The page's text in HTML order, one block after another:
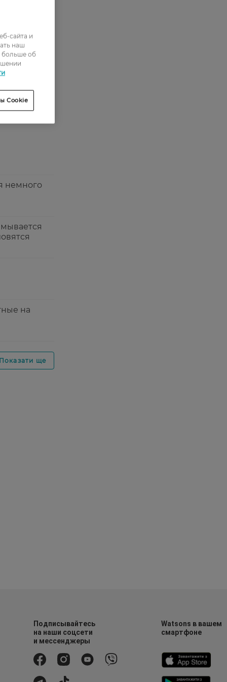
немного
на
Показати ще
Подписывайтесь
на наши соцсети
и мессенджеры
Watsons в вашем
смартфоне
сайта и
наш
больше об
Cookie